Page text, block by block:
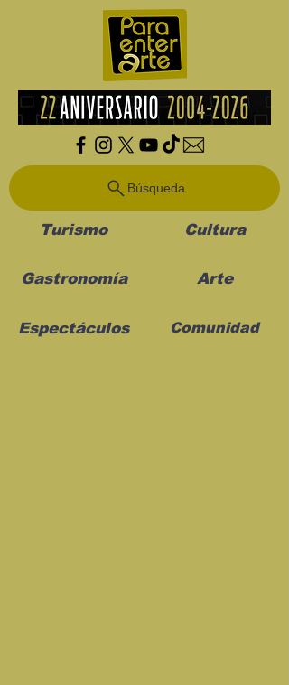
Búsqueda
Turismo Cultura
Gastronomía Arte
Espectáculos Comunidad